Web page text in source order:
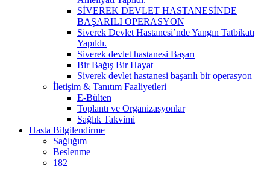
SİVEREK DEVLET HASTANESİNDE
BAŞARILI OPERASYON
Siverek Devlet Hastanesi’nde Yangın Tatbikatı
Yapıldı.
Siverek devlet hastanesi Başarı
Bir Bağış Bir Hayat
Siverek devlet hastanesi başarılı bir operasyon
İletişim & Tanıtım Faaliyetleri
E-Bülten
Toplantı ve Organizasyonlar
Sağlık Takvimi
Hasta Bilgilendirme
Sağlığım
Beslenme
182